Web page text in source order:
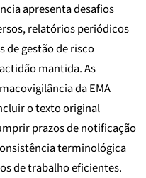
apresenta desafios
relatórios periódicos
de gestão de risco
mantida. As
da EMA
o texto original
prazos de notificação
terminológica
de trabalho eficientes.